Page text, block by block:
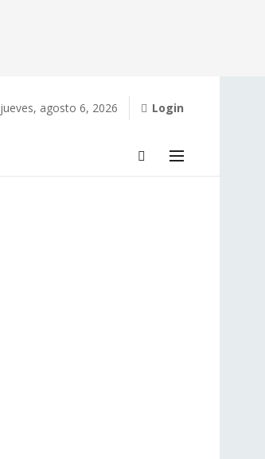
jueves, agosto 6, 2026 Login